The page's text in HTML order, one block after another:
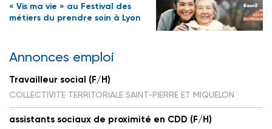
« Vis ma vie » au Festival des
métiers du prendre soin à Lyon
Annonces emploi
Travailleur social (F/H)
COLLECTIVITE TERRITORIALE SAINT-PIERRE ET MIQUELON
assistants sociaux de proximité en CDD (F/H)